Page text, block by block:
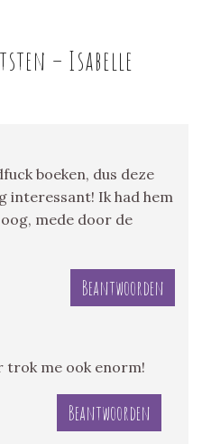
– Isabelle
boeken, dus deze
interessant! Ik had hem
mede door de
Beantwoorden
trok me ook enorm!
Beantwoorden